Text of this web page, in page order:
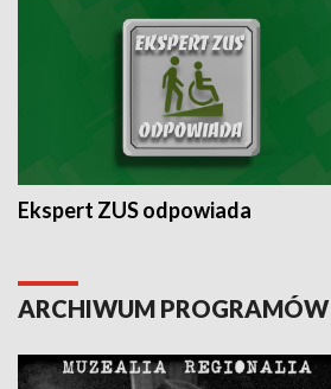
Ekspert ZUS odpowiada
ARCHIWUM PROGRAMÓW